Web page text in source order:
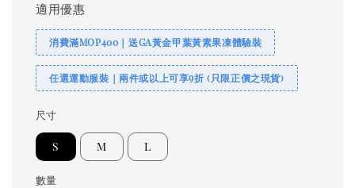
適用優惠
消費滿MOP400｜送GA黃金甲葉黃素果凍體驗裝
任選運動服裝｜兩件或以上可享9折 (只限正價之現貨)
尺寸
S M L
數量